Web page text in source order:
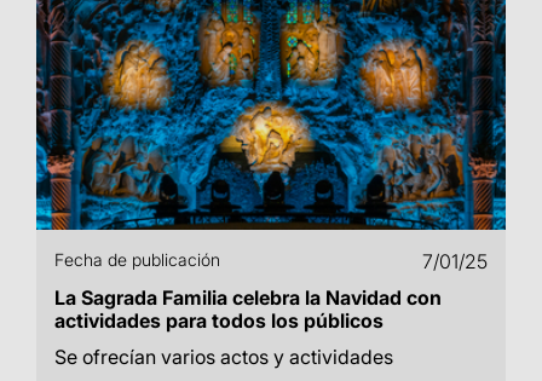
Fecha de publicación
7/01/25
La Sagrada Familia celebra la Navidad con
actividades para todos los públicos
Se ofrecían varios actos y actividades